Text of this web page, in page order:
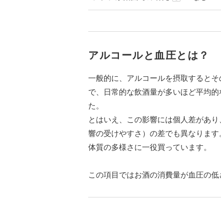
アルコールと血圧とは？
一般的に、アルコールを摂取すると
で、日常的な飲酒量が多いほど平均
た。
とはいえ、この影響には個人差があ
響の受けやすさ）の差でも異なりま
体質の多様さに一役買っています。
この項目ではお酒の消費量が血圧の